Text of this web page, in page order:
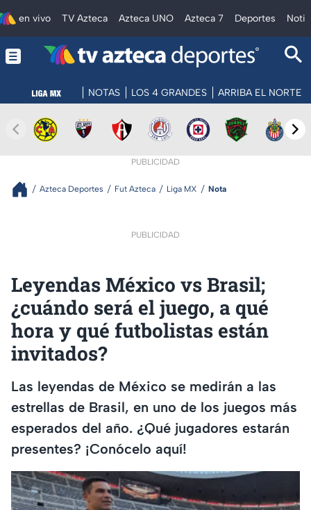
en vivo TV Azteca Azteca UNO Azteca 7 Deportes
NOTAS LOS 4 GRANDES ARRIBA EL NORTE
PUBLICIDAD
Azteca Deportes Fut Azteca Liga MX Nota
PUBLICIDAD
Leyendas México vs Brasil;
¿cuándo será el juego, a qué
hora y qué futbolistas están
invitados?
Las leyendas de México se medirán a las
estrellas de Brasil, en uno de los juegos más
esperados del año. ¿Qué jugadores estarán
presentes? ¡Conócelo aquí!